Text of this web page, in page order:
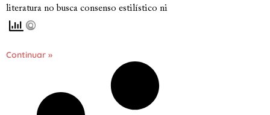
literatura no busca consenso estilístico ni
Continuar »